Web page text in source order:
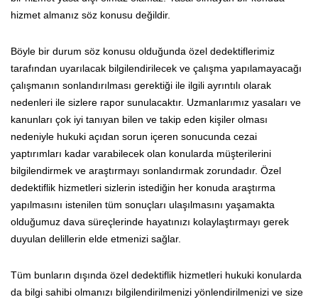
hizmet almanız söz konusu değildir.
Böyle bir durum söz konusu olduğunda özel dedektiflerimiz
tarafından uyarılacak bilgilendirilecek ve çalışma yapılamayacağı
çalışmanın sonlandırılması gerektiği ile ilgili ayrıntılı olarak
nedenleri ile sizlere rapor sunulacaktır. Uzmanlarımız yasaları ve
kanunları çok iyi tanıyan bilen ve takip eden kişiler olması
nedeniyle hukuki açıdan sorun içeren sonucunda cezai
yaptırımları kadar varabilecek olan konularda müşterilerini
bilgilendirmek ve araştırmayı sonlandırmak zorundadır. Özel
dedektiflik hizmetleri sizlerin istediğin her konuda araştırma
yapılmasını istenilen tüm sonuçları ulaşılmasını yaşamakta
olduğumuz dava süreçlerinde hayatınızı kolaylaştırmayı gerek
duyulan delillerin elde etmenizi sağlar.
Tüm bunların dışında özel dedektiflik hizmetleri hukuki konularda
da bilgi sahibi olmanızı bilgilendirilmenizi yönlendirilmenizi ve size